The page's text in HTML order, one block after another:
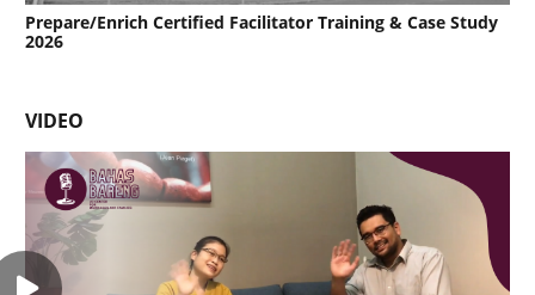
Prepare/Enrich Certified Facilitator Training & Case Study
2026
VIDEO